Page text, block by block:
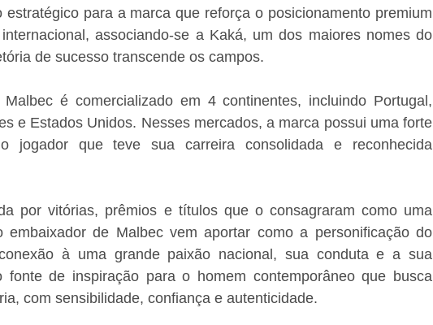
estratégico para a marca que reforça o posicionamento premium
associando-se a Kaká, um dos maiores nomes do
de sucesso transcende os campos.
é comercializado em 4 continentes, incluindo Portugal,
e Estados Unidos. Nesses mercados, a marca possui uma forte
jogador que teve sua carreira consolidada e reconhecida
por vitórias, prêmios e títulos que o consagraram como uma
embaixador de Malbec vem aportar como a personificação do
à uma grande paixão nacional, sua conduta e a sua
fonte de inspiração para o homem contemporâneo que busca
com sensibilidade, confiança e autenticidade.